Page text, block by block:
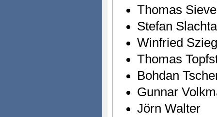
Thomas
Stefan
Winfried
Thomas
Bohdan
Gunnar
Jörn Walter